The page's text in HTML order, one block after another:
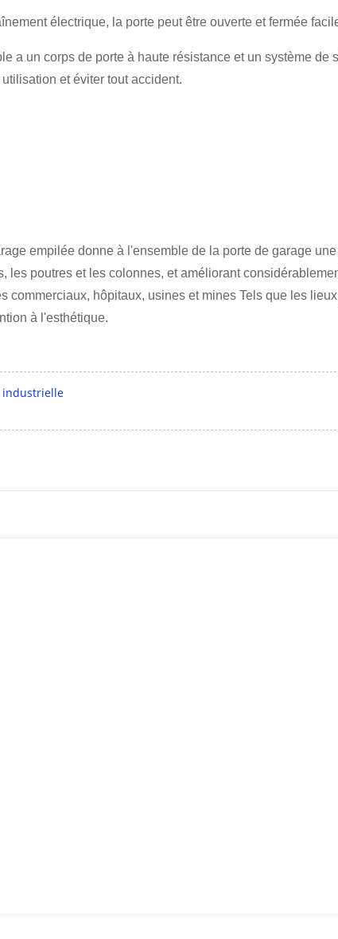
électrique, la porte peut être ouverte et fermée
a un corps de porte à haute résistance et un système de
et éviter tout accident.
empilée donne à l'ensemble de la porte de garage
les poutres et les colonnes, et améliorant
commerciaux, hôpitaux, usines et mines Tels que les
à l'esthétique.
industrielle